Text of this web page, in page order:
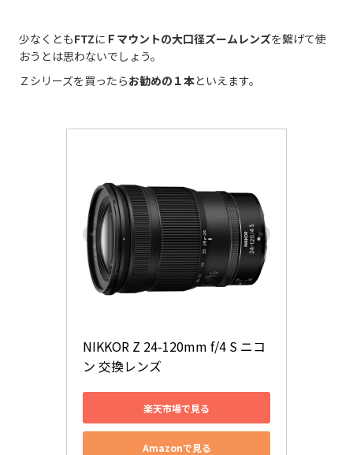
少なくともFTZに Ｆマウントの大口径ズームレンズを繋げて使
おうとは思わないでしょう。
Ｚシリーズを買ったらお勧めの１本といえます。
NIKKOR Z 24-120mm f/4 S ニコ
ン 交換レンズ
楽天市場で見る
Amazonで見る